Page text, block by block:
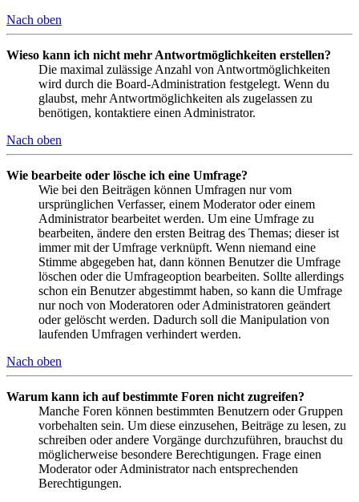
Nach oben
Wieso kann ich nicht mehr Antwortmöglichkeiten erstellen?
Die maximal zulässige Anzahl von Antwortmöglichkeiten
wird durch die Board-Administration festgelegt. Wenn du
glaubst, mehr Antwortmöglichkeiten als zugelassen zu
benötigen, kontaktiere einen Administrator.
Nach oben
Wie bearbeite oder lösche ich eine Umfrage?
Wie bei den Beiträgen können Umfragen nur vom
ursprünglichen Verfasser, einem Moderator oder einem
Administrator bearbeitet werden. Um eine Umfrage zu
bearbeiten, ändere den ersten Beitrag des Themas; dieser ist
immer mit der Umfrage verknüpft. Wenn niemand eine
Stimme abgegeben hat, dann können Benutzer die Umfrage
löschen oder die Umfrageoption bearbeiten. Sollte allerdings
schon ein Benutzer abgestimmt haben, so kann die Umfrage
nur noch von Moderatoren oder Administratoren geändert
oder gelöscht werden. Dadurch soll die Manipulation von
laufenden Umfragen verhindert werden.
Nach oben
Warum kann ich auf bestimmte Foren nicht zugreifen?
Manche Foren können bestimmten Benutzern oder Gruppen
vorbehalten sein. Um diese einzusehen, Beiträge zu lesen, zu
schreiben oder andere Vorgänge durchzuführen, brauchst du
möglicherweise besondere Berechtigungen. Frage einen
Moderator oder Administrator nach entsprechenden
Berechtigungen.